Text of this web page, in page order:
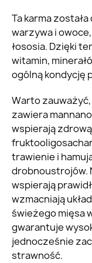
Ta karma
warzywa i
łososia. Dzięki
witamin,
ogólną kondycję
Warto
zawiera
wspierają
trawienie i
drobnoustrojów.
wspierają
wzmacniają
świeżego mięsa
gwarantuje
jednocześnie
strawność.